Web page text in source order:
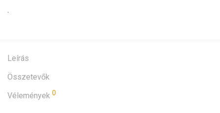
Leírás
Összetevők
Vélemények 0